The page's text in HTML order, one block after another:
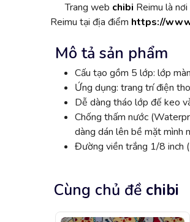
Trang web chibi Reimu là
Reimu tại địa điểm https://
Mô tả sản phẩm
Cấu tạo gồm 5 lớp: lớp
Ứng dụng: trang trí điện
Dễ dàng tháo lớp đế keo
Chống thấm nước
dàng dán lên bề mặt mình
Đường viền trắng 1/8 inch
Cùng chủ đề chibi